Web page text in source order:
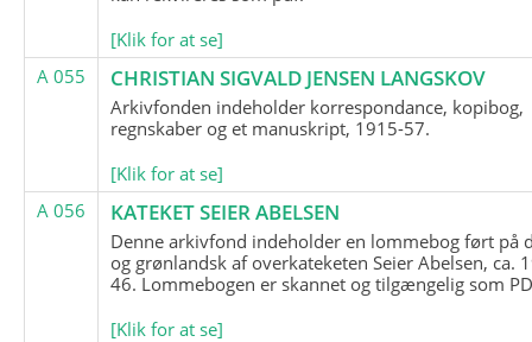
[Klik for at se]
A 055
CHRISTIAN SIGVALD JENSEN LANGSKOV
Arkivfonden indeholder korrespondance, kopibog,
regnskaber og et manuskript, 1915-57.
[Klik for at se]
A 056
KATEKET SEIER ABELSEN
Denne arkivfond indeholder en lommebog ført på
og grønlandsk af overkateketen Seier Abelsen, ca.
46. Lommebogen er skannet og tilgængelig som
[Klik for at se]